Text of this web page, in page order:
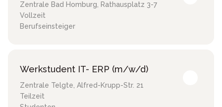
Zentrale Bad Homburg, Rathausplatz 3-7
Vollzeit
Berufseinsteiger
Werkstudent IT- ERP (m/w/d)
Zentrale Telgte, Alfred-Krupp-Str. 21
Teilzeit